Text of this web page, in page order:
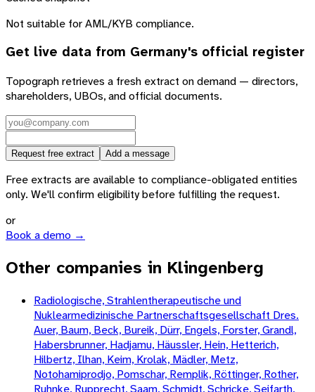
Not suitable for AML/KYB compliance.
Get live data from Germany's official register
Topograph retrieves a fresh extract on demand — directors,
shareholders, UBOs, and official documents.
Request free extract Add a message
Free extracts are available to compliance-obligated entities
only. We'll confirm eligibility before fulfilling the request.
or
Book a demo →
Other companies in Klingenberg
Radiologische, Strahlentherapeutische und
Nuklearmedizinische Partnerschaftsgesellschaft Dres.
Auer, Baum, Beck, Bureik, Dürr, Engels, Forster, Grandl,
Habersbrunner, Hadjamu, Häussler, Hein, Hetterich,
Hilbertz, Ilhan, Keim, Krolak, Mädler, Metz,
Notohamiprodjo, Pomschar, Remplik, Röttinger, Rother,
Ruhnke, Rupprecht, Saam, Schmidt, Schricke, Seifarth,